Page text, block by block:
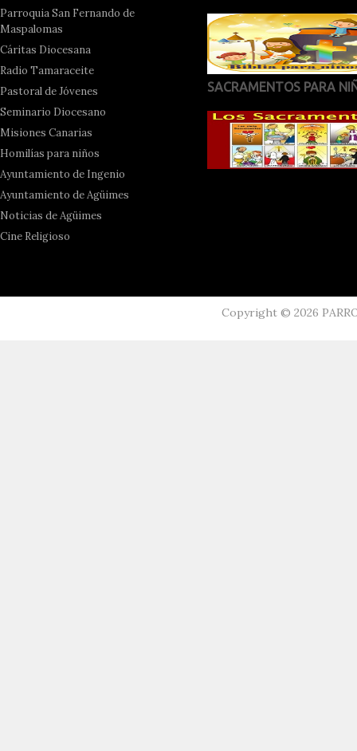
Parroquia San Fernando de
Maspalomas
Cáritas Diocesana
Radio Tamaraceite
Pastoral de Jóvenes
Seminario Diocesano
Misiones Canarias
Homilías para niños
Ayuntamiento de Ingenio
Ayuntamiento de Agüimes
Noticias de Agüimes
Cine Religioso
SACRAMENTOS PARA
Copyright ©2026